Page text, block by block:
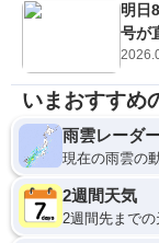
明日
号が
いまおすすめ
雨雲レーダ
現在の雨雲の
2週間天気
2週間先まで